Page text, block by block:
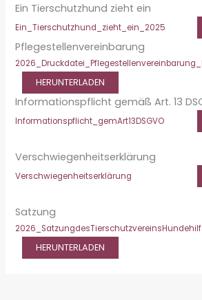
Ein Tierschutzhund zieht ein
Ein_Tierschutzhund_zieht_ein_2025
Pflegestellenvereinbarung
HERUNTERLADEN
Informationspflicht gemäß Art. 13
Informationspflicht_gemArt13DSGVO
Verschwiegenheitserklärung
Verschwiegenheitserklärung
Satzung
HERUNTERLADEN